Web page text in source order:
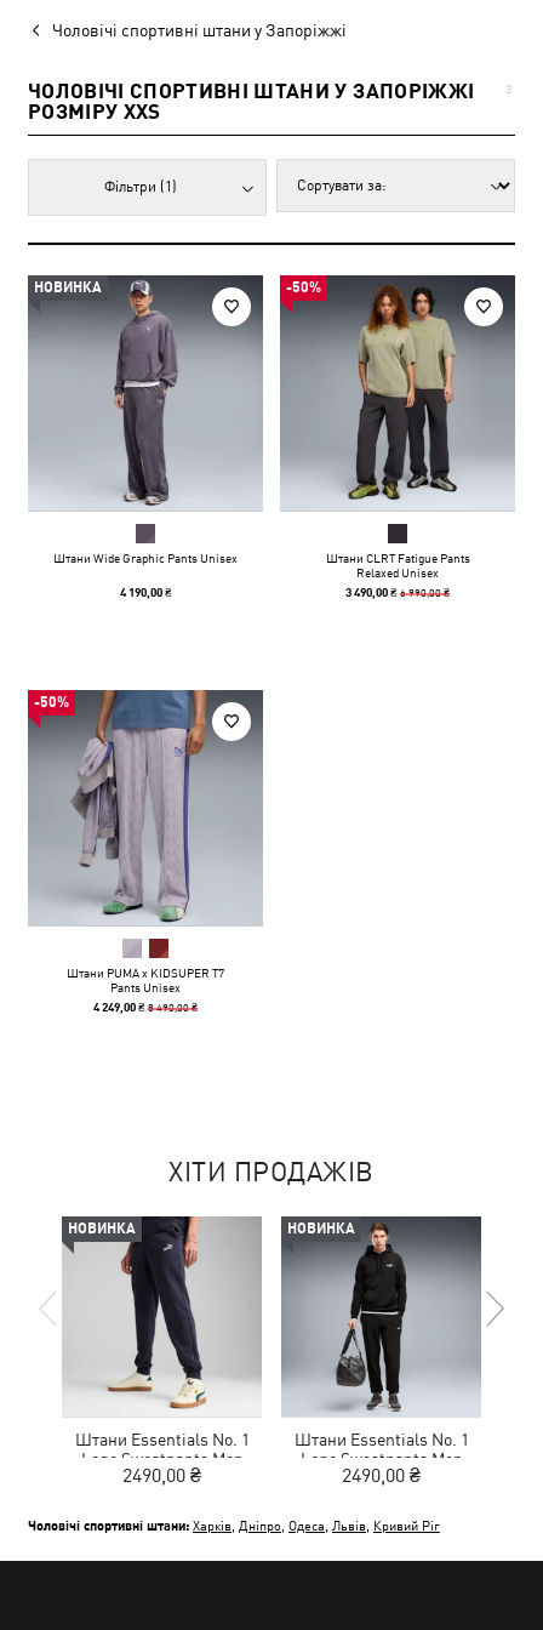
Чоловічі спортивні штани у Запоріжжі
ЧОЛОВІЧІ СПОРТИВНІ ШТАНИ У ЗАПОРІЖЖІ
РОЗМІРУ XXS
3
Фільтри (1)
НОВИНКА
Штани Wide Graphic Pants Unisex
4 190,00 ₴
-50%
Штани CLRT Fatigue Pants
Relaxed Unisex
3 490,00 ₴6 990,00 ₴
-50%
Штани PUMA x KIDSUPER T7
Pants Unisex
4 249,00 ₴8 490,00 ₴
ХІТИ ПРОДАЖІВ
НОВИНКА
Штани Essentials No. 1
Logo Sweatpants Men
2490,00 ₴
НОВИНКА
Штани Essentials No. 1
Logo Sweatpants Men
2490,00 ₴
Чоловічі спортивні штани: Харків Дніпро Одеса Львів Кривий Ріг